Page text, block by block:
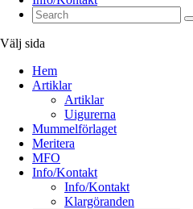
Välj sida
Hem
Artiklar
Artiklar
Uigurerna
Mummelförlaget
Meritera
MFO
Info/Kontakt
Info/Kontakt
Klargöranden